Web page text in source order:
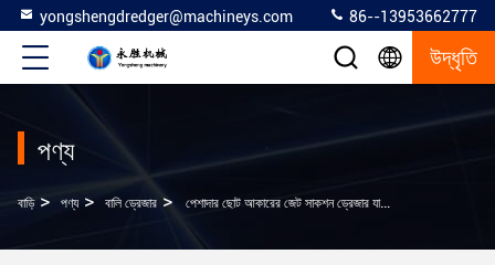
yongshengdredger@machineys.com 86--13953662777
উদ্ধৃতি
পণ্য
বাড়ি > পণ্য > বালি ড্রেজার > পেশাদার ছোট আকারের জেট সাকশন ড্রেজার যার আউটপুট প্রতি ঘন্টা 50-90 মি 3 / ঘন্টা